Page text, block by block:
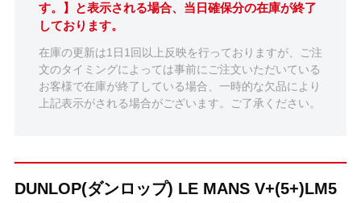
す。】と表示される場合、当日確保分の在庫が終了
しております。
在庫の更新は1日1回以上反映を行っておりますが、ご注
文のタイミングによっては事前にご注文いただいている
お客様で在庫が終了している場合、一時的な欠品により
上記表示がされる場合がございます。ご了承ください。
DUNLOP(ダンロップ) LE MANS V+(5+)LM5